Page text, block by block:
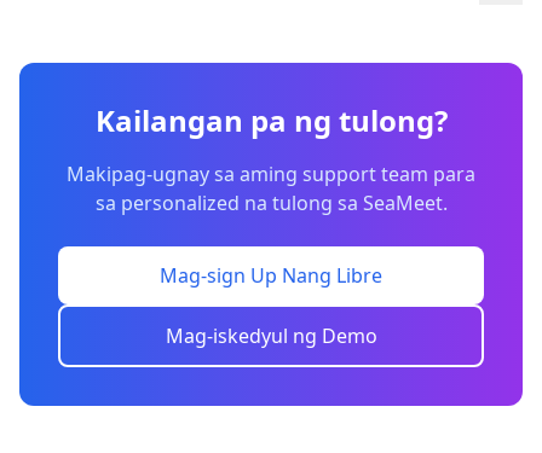
Kailangan pa ng tulong?
Makipag-ugnay sa aming support team para
sa personalized na tulong sa SeaMeet.
Mag-sign Up Nang Libre
Mag-iskedyul ng Demo